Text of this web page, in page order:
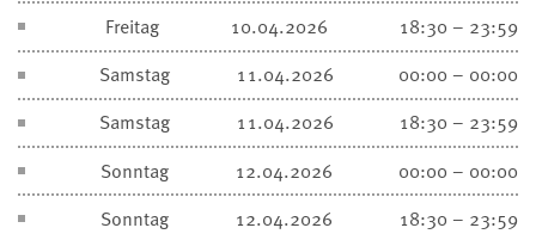
Freitag
10.04.2026
18:30 – 23:59
Samstag
11.04.2026
00:00 – 00:00
Samstag
11.04.2026
18:30 – 23:59
Sonntag
12.04.2026
00:00 – 00:00
Sonntag
12.04.2026
18:30 – 23:59